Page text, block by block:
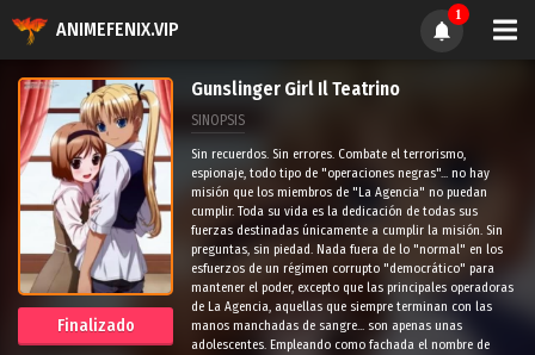
ANIMEFENIX.VIP
1
Finalizado
Gunslinger Girl Il Teatrino
SINOPSIS
Sin recuerdos. Sin errores. Combate el terrorismo,
espionaje, todo tipo de "operaciones negras"... no hay
misión que los miembros de "La Agencia" no puedan
cumplir. Toda su vida es la dedicación de todas sus
fuerzas destinadas únicamente a cumplir la misión. Sin
preguntas, sin piedad. Nada fuera de lo "normal" en los
esfuerzos de un régimen corrupto "democrático" para
mantener el poder, excepto que las principales operadoras
de La Agencia, aquellas que siempre terminan con las
manos manchadas de sangre... son apenas unas
adolescentes. Empleando como fachada el nombre de